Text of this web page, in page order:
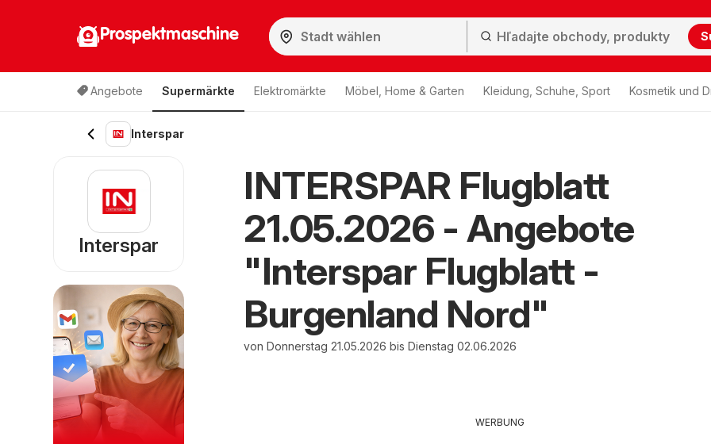
Prospektmaschine
Angebote Supermärkte Elektromärkte Möbel, Home & Garten Kleidung, Schuhe, Sport Kosmetik und
Interspar
INTERSPAR Flugblatt
21.05.2026 - Angebote
"Interspar Flugblatt -
Burgenland Nord"
von Donnerstag 21.05.2026 bis Dienstag 02.06.2026
WERBUNG
Interspar